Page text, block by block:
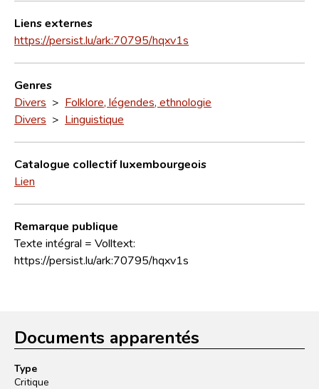
Liens externes
https://persist.lu/ark:70795/hqxv1s
Genres
Divers > Folklore, légendes, ethnologie
Divers > Linguistique
Catalogue collectif luxembourgeois
Lien
Remarque publique
Texte intégral = Volltext:
https://persist.lu/ark:70795/hqxv1s
Documents apparentés
Type
Critique